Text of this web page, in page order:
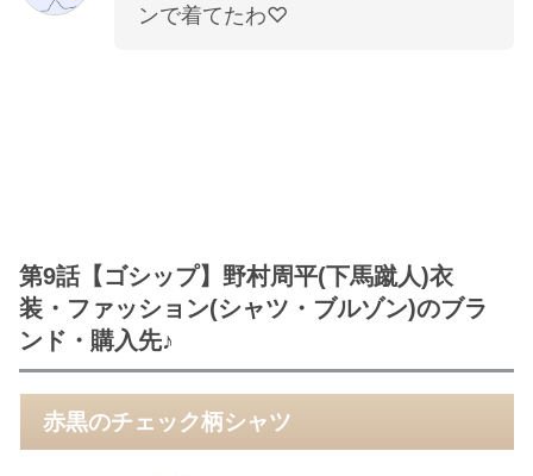
ンで着てたわ♡
第9話【ゴシップ】野村周平(下馬蹴人)衣
装・ファッション(シャツ・ブルゾン)のブラ
ンド・購入先♪
赤黒のチェック柄シャツ